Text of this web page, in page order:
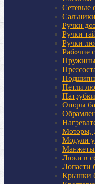
Сетевые
Сальники
Ручки
Ручки
Ручки
Рабочие
Пружины
Петли
Опоры
Моторы,
Модули
Манжеты
Люки в
Лопасти
Крышки